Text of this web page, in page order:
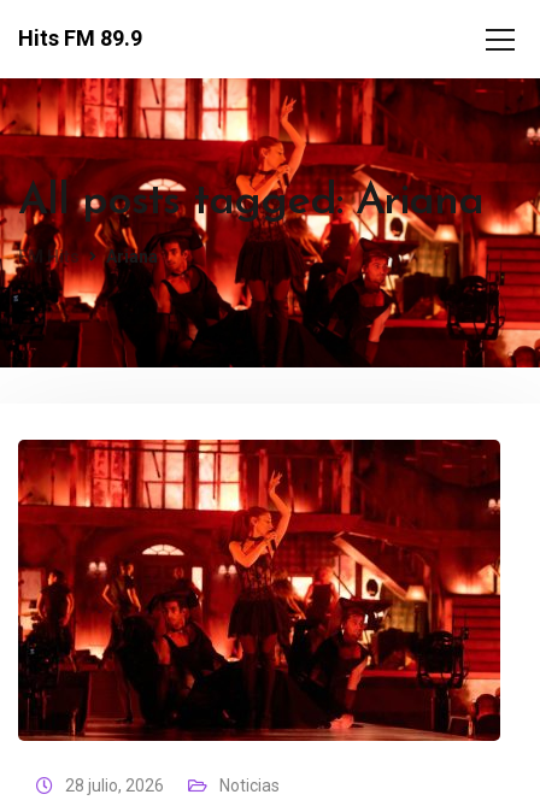
Hits FM 89.9
All posts tagged: Ariana
FM Hits Ariana
28 julio, 2026 Noticias